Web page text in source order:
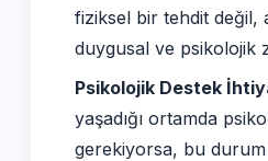
fiziksel bir tehdit değil,
duygusal ve psikolojik
Psikolojik Destek
yaşadığı ortamda
gerekiyorsa, bu